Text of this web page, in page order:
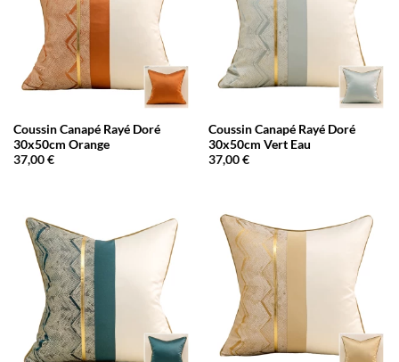
Coussin Canapé Rayé Doré
30x50cm Orange
37,00€
Coussin Canapé Rayé Doré
30x50cm Vert Eau
37,00€